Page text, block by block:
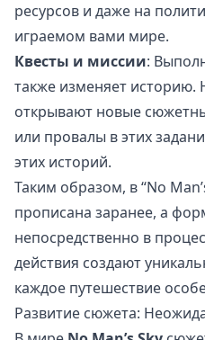
ресурсов и даже на
играемом вами мире.
Квесты и миссии:
также изменяет историю.
открывают новые
или провалы в этих
этих историй.
Таким образом, в “No
прописана заранее, а
непосредственно в
действия создают
каждое путешествие
Развитие сюжета: